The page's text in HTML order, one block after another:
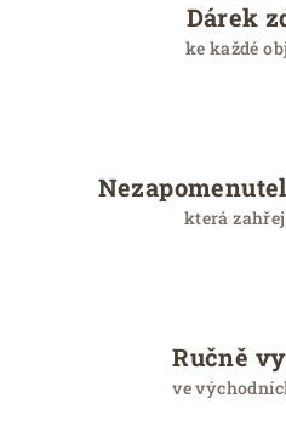
Dárek
ke každé
která
Ručně
ve